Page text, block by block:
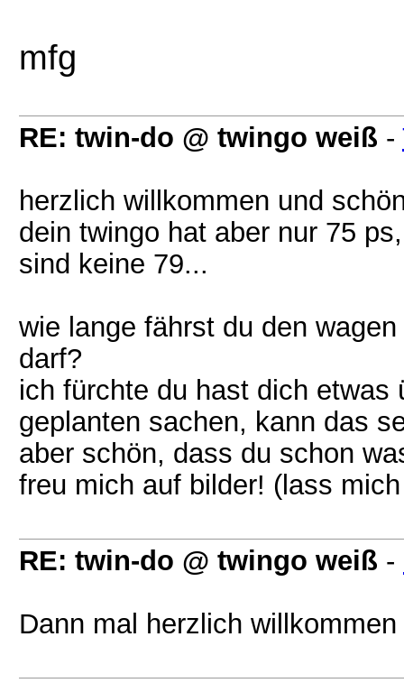
mfg
RE: twin-do @ twingo weiß -
herzlich willkommen und
dein twingo hat aber nur 75
sind keine 79...
wie lange fährst du den
darf?
ich fürchte du hast dich
geplanten sachen, kann das
aber schön, dass du schon
freu mich auf bilder! (lass
RE: twin-do @ twingo weiß -
Dann mal herzlich